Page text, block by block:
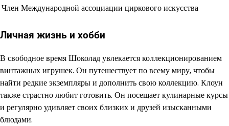
Член Международной ассоциации циркового искусства
Личная жизнь и хобби
В свободное время Шоколад увлекается коллекционированием
винтажных игрушек. Он путешествует по всему миру, чтобы
найти редкие экземпляры и дополнить свою коллекцию. Клоун
также страстно любит готовить. Он посещает кулинарные курсы
и регулярно удивляет своих близких и друзей изысканными
блюдами.